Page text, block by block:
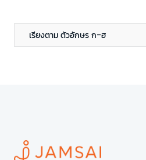
เรียงตาม ตัวอักษร ก-ฮ